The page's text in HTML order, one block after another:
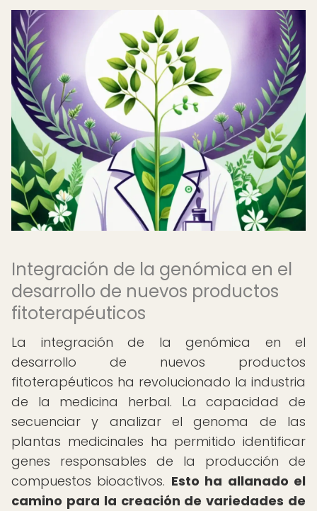
Integración de la genómica en el
desarrollo de nuevos productos
fitoterapéuticos
La integración de la genómica en el
desarrollo de nuevos productos
fitoterapéuticos ha revolucionado la industria
de la medicina herbal. La capacidad de
secuenciar y analizar el genoma de las
plantas medicinales ha permitido identificar
genes responsables de la producción de
compuestos bioactivos. Esto ha allanado el
camino para la creación de variedades de